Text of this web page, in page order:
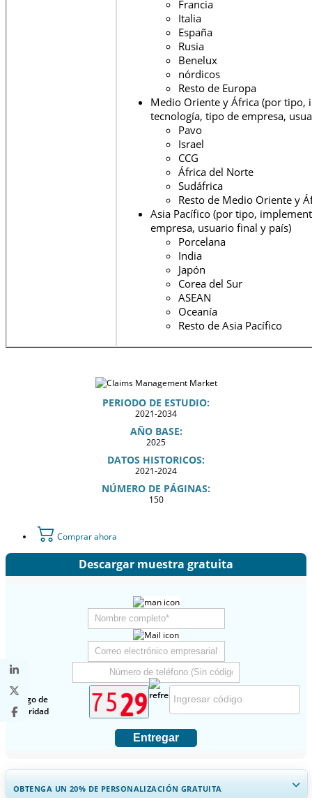
Francia
Italia
España
Rusia
Benelux
nórdicos
Resto de Europa
Medio Oriente y África (por tipo,
tecnología, tipo de empresa,
Pavo
Israel
CCG
África del Norte
Sudáfrica
Resto de Medio Oriente y
Asia Pacífico (por tipo,
empresa, usuario final y país)
Porcelana
India
Japón
Corea del Sur
ASEAN
Oceanía
Resto de Asia Pacífico
PERIODO DE ESTUDIO:
2021-2034
AÑO BASE:
2025
DATOS HISTORICOS:
2021-2024
NÚMERO DE PÁGINAS:
150
Comprar ahora
Descargar muestra gratuita
Código de
seguridad
Entregar
OBTENGA UN 20% DE PERSONALIZACIÓN GRATUITA